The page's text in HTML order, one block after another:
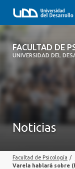
FACULTAD DE
UNIVERSIDAD DEL
FACULTAD DE
POSTGRADOS Y
Noticias
Facultad de Psicología /
Varela hablará sobre